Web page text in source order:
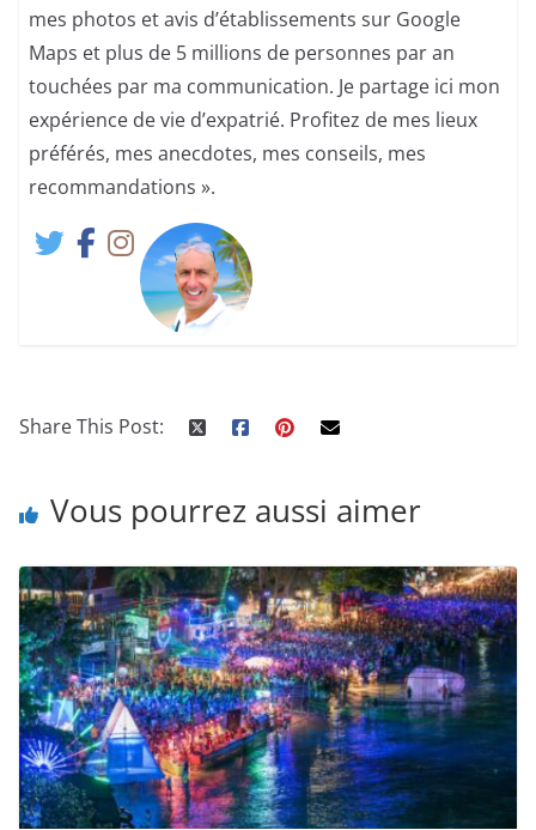
mes photos et avis d’établissements sur Google
Maps et plus de 5 millions de personnes par an
touchées par ma communication. Je partage ici mon
expérience de vie d’expatrié. Profitez de mes lieux
préférés, mes anecdotes, mes conseils, mes
recommandations ».
Share This Post:
Vous pourrez aussi aimer